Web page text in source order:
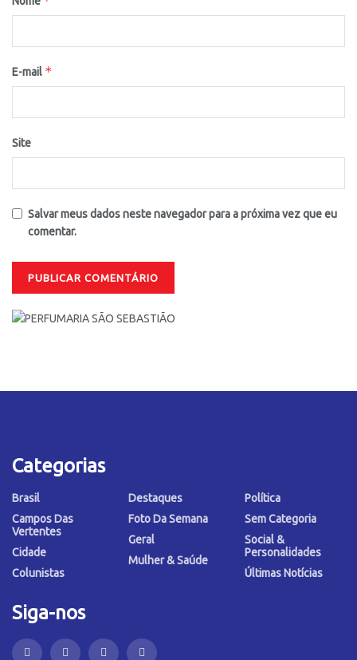
E-mail *
Site
Salvar meus dados neste navegador para a próxima vez que eu
comentar.
Categorias
Brasil
Campos Das
Vertentes
Cidade
Colunistas
Destaques
Foto Da Semana
Geral
Mulher & Saúde
Política
Sem Categoria
Social &
Personalidades
Últimas Notícias
Siga-nos